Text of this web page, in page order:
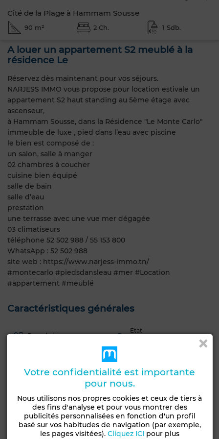
Cité de la Plage à Hammam Sousse
90 m² 2 Ch. 1 Sdb.
A louer un appartement S2 meublé à la
résidence Le
Réservez dès maintenant pour vos séjours.
NARJESS IMMO vous propose pour location estivale un
appartement S2 haut standing au 5ème étage avec
ascenseur,
à Hammam Sousse, dans la Résidence "Le Monte Carlo"
immeuble de luxe , pied dans l’eau avec piscine
le bien est composé de :
un salon, salle à manger
02 chambres à coucher
cuisine bien équipé
salle de bain
salle d’eau
prestation
une terrasse avec une vue mer dégagée
03 climatiseurs
téléphone 52 502 988 / 55 153 800
WhatsApp : 52 502 988
site web : https://www.narjess-immo.tn/
#montecarlo #piedsdansleau #mer #Location
#appartement #meublé
Caractéristiques générales
Type de bien
Etat
Terrasse Ascenseur Piscine
Climatisation
Chauffage central Sécurité Cuisine équipée
Réfrigérateur Four TV Machine à laver
Micro-ondes
Votre confidentialité est importante
pour nous.
Nous utilisons nos propres cookies et ceux de tiers à
des fins d'analyse et pour vous montrer des
publicités personnalisées en fonction d'un profil
basé sur vos habitudes de navigation (par exemple,
les pages visitées). Cliquez ICI pour plus